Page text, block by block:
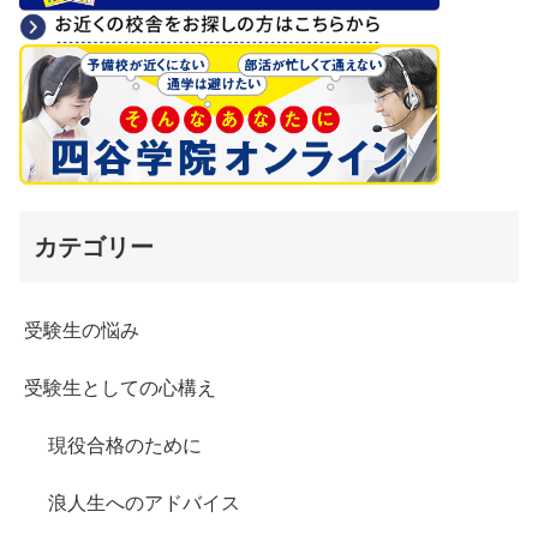
カテゴリー
受験生の悩み
受験生としての心構え
現役合格のために
浪人生へのアドバイス